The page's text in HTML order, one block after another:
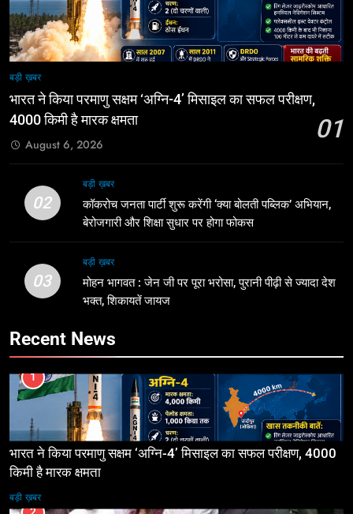
बड़ी ख़बर
भारत ने किया परमाणु सक्षम ‘अग्नि-4’ मिसाइल का सफल परीक्षण,
4000 किमी है मारक क्षमता
01
August 6, 2026
02
बड़ी ख़बर
कॉकरोच जनता पार्टी शुरू करेंगी ‘क्या बोलती पब्लिक’ अभियान,
बेरोजगारी और शिक्षा सुधार पर होगा फोकस
03
बड़ी ख़बर
मोहन भागवत : जेन जी पर पूरा भरोसा, पुरानी पीढ़ी से ज्यादा देश
भक्त, शिकायतें जायज
Recent News
1
भारत ने किया परमाणु सक्षम ‘अग्नि-4’ मिसाइल का सफल परीक्षण, 4000
किमी है मारक क्षमता
बड़ी ख़बर